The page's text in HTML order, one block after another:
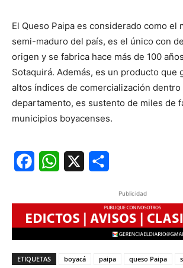
El Queso Paipa es considerado como el
semi-maduro del país, es el único con
origen y se fabrica hace más de 100
Sotaquirá. Además, es un producto que
altos índices de comercialización dentro
departamento, es sustento de miles de
municipios boyacenses.
FacebookWhatsApp
Publicidad
ETIQUETAS boyacá paipa queso Paipa